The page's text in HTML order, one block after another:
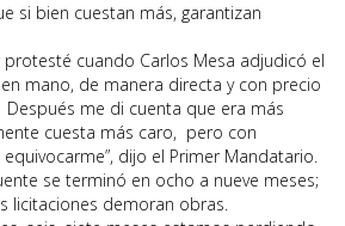
si bien cuestan más, garantizan
cuando Carlos Mesa adjudicó el
mano, de manera directa y con precio
me di cuenta que era más
cuesta más caro, pero con
dijo el Primer Mandatario.
se terminó en ocho a nueve meses;
licitaciones demoran obras.